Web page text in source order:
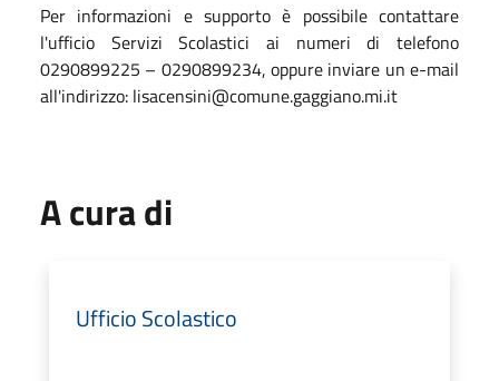
Per informazioni e supporto è possibile contattare
l'ufficio Servizi Scolastici ai numeri di telefono
0290899225 – 0290899234, oppure inviare un e-mail
all'indirizzo: lisacensini@comune.gaggiano.mi.it
A cura di
Ufficio Scolastico